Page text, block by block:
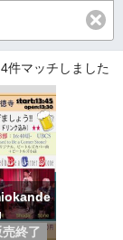
4件マッチしました
売終了